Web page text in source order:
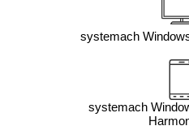
systemach
systemach